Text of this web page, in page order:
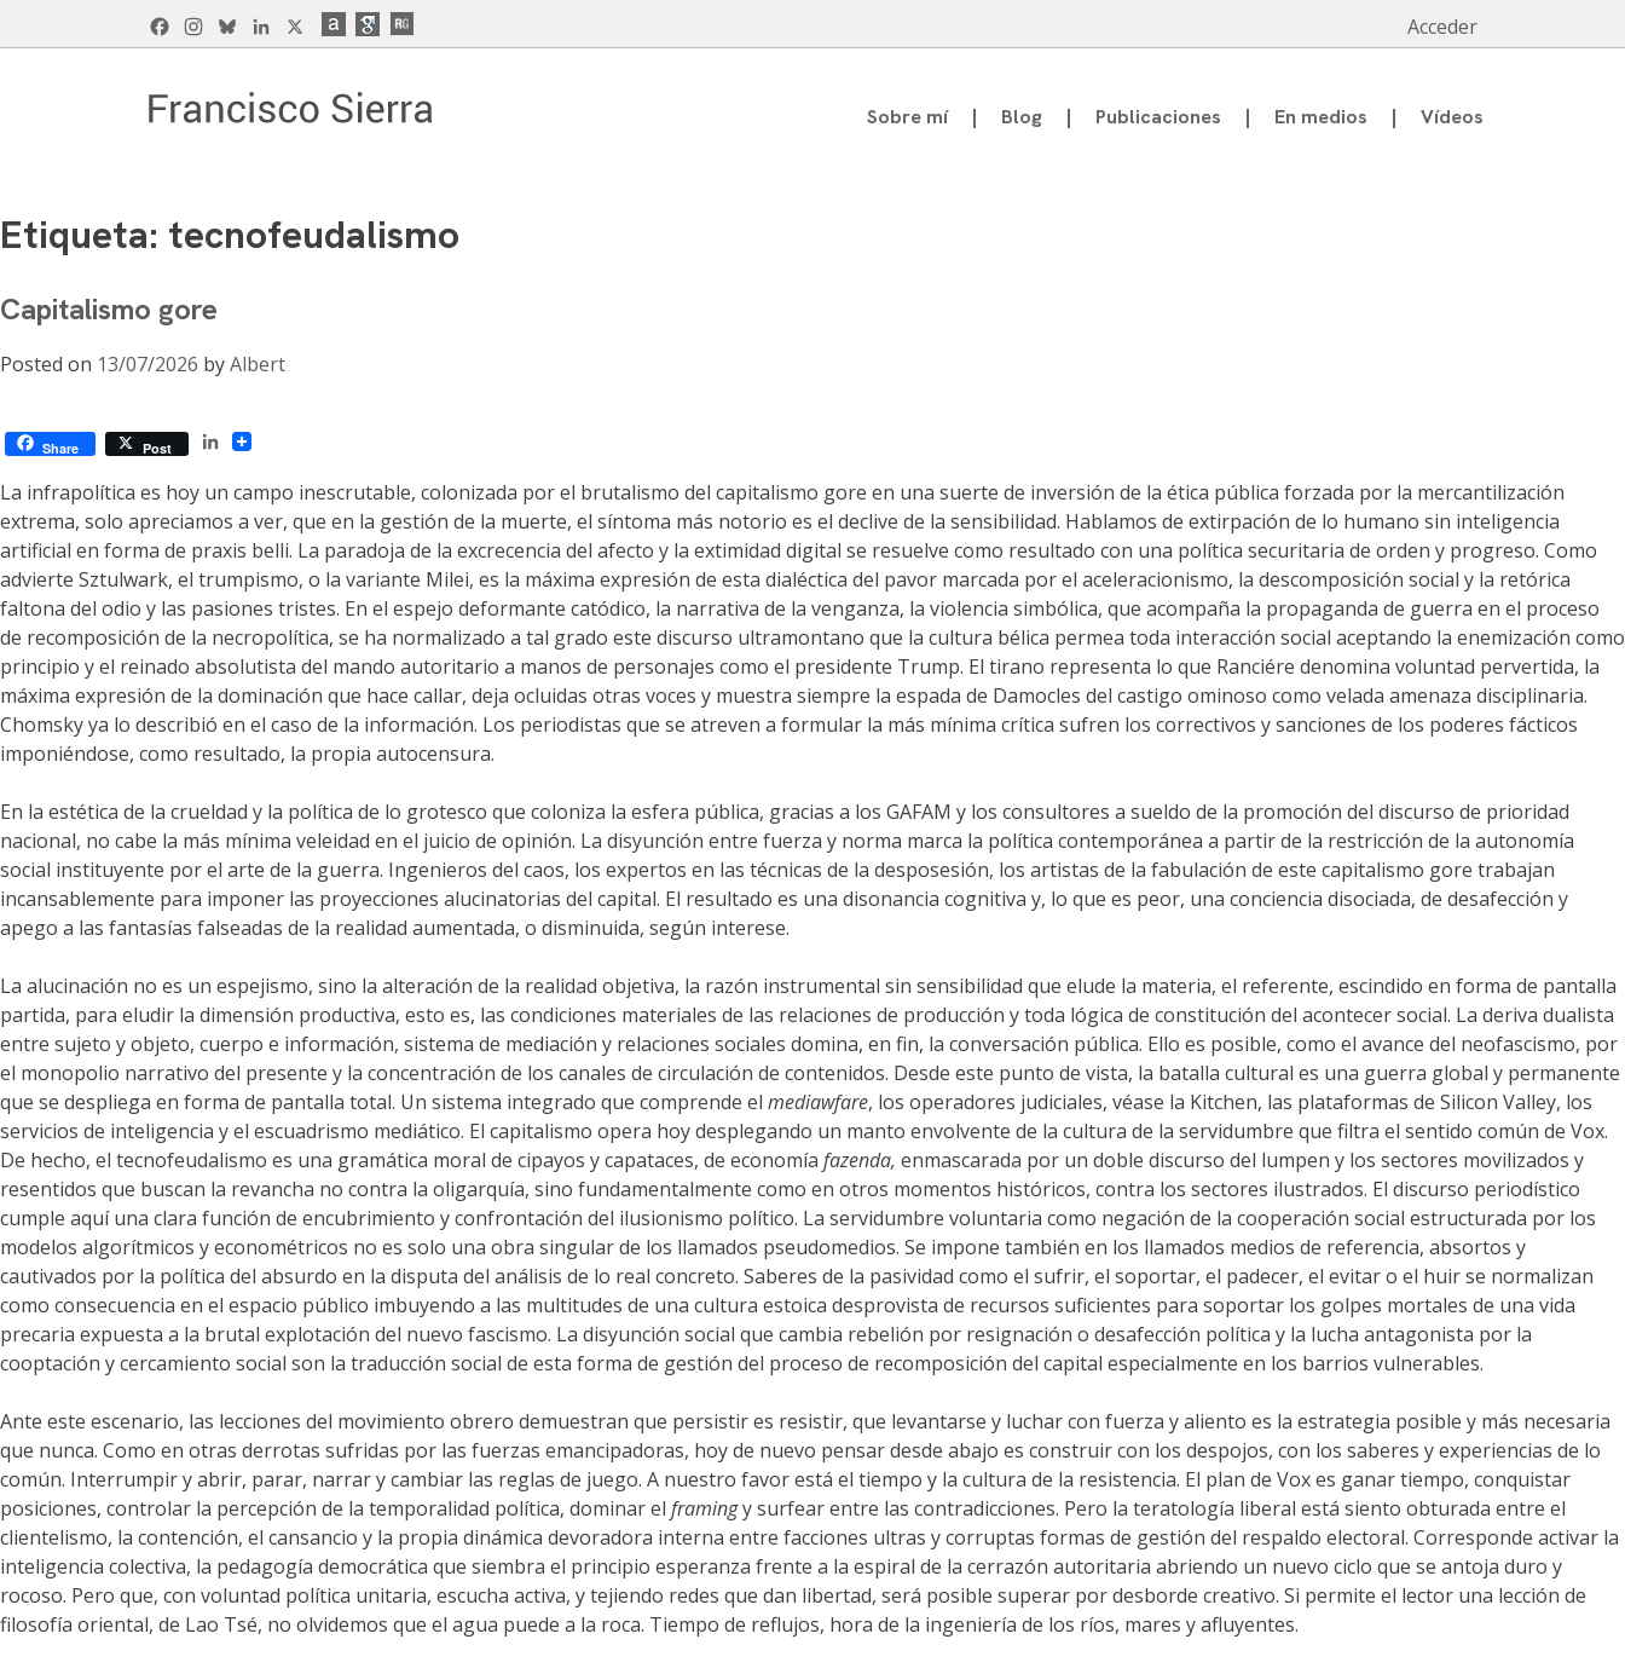
to
FacebookInstagram
BlueskyLinkedIn Acceder
Sobre mí Blog Publicaciones En medios Vídeos
Etiqueta: tecnofeudalismo
Capitalismo gore
Posted on 13/07/2026 byAlbert
Share Post
LinkedIn
La infrapolítica es hoy un campo inescrutable, colonizada por el brutalismo del capitalismo gore en una suerte de inversión de la ética pública forzada por la mercantilización
extrema, solo apreciamos a ver, que en la gestión de la muerte, el síntoma más notorio es el declive de la sensibilidad. Hablamos de extirpación de lo humano sin inteligencia
artificial en forma de praxis belli. La paradoja de la excrecencia del afecto y la extimidad digital se resuelve como resultado con una política securitaria de orden y progreso. Como
advierte Sztulwark, el trumpismo, o la variante Milei, es la máxima expresión de esta dialéctica del pavor marcada por el aceleracionismo, la descomposición social y la retórica
faltona del odio y las pasiones tristes. En el espejo deformante catódico, la narrativa de la venganza, la violencia simbólica, que acompaña la propaganda de guerra en el proceso
de recomposición de la necropolítica, se ha normalizado a tal grado este discurso ultramontano que la cultura bélica permea toda interacción social aceptando la enemización como
principio y el reinado absolutista del mando autoritario a manos de personajes como el presidente Trump. El tirano representa lo que Ranciére denomina voluntad pervertida, la
máxima expresión de la dominación que hace callar, deja ocluidas otras voces y muestra siempre la espada de Damocles del castigo ominoso como velada amenaza disciplinaria.
Chomsky ya lo describió en el caso de la información. Los periodistas que se atreven a formular la más mínima crítica sufren los correctivos y sanciones de los poderes fácticos
imponiéndose, como resultado, la propia autocensura.
En la estética de la crueldad y la política de lo grotesco que coloniza la esfera pública, gracias a los GAFAM y los consultores a sueldo de la promoción del discurso de prioridad
nacional, no cabe la más mínima veleidad en el juicio de opinión. La disyunción entre fuerza y norma marca la política contemporánea a partir de la restricción de la autonomía
social instituyente por el arte de la guerra. Ingenieros del caos, los expertos en las técnicas de la desposesión, los artistas de la fabulación de este capitalismo gore trabajan
incansablemente para imponer las proyecciones alucinatorias del capital. El resultado es una disonancia cognitiva y, lo que es peor, una conciencia disociada, de desafección y
apego a las fantasías falseadas de la realidad aumentada, o disminuida, según interese.
La alucinación no es un espejismo, sino la alteración de la realidad objetiva, la razón instrumental sin sensibilidad que elude la materia, el referente, escindido en forma de pantalla
partida, para eludir la dimensión productiva, esto es, las condiciones materiales de las relaciones de producción y toda lógica de constitución del acontecer social. La deriva dualista
entre sujeto y objeto, cuerpo e información, sistema de mediación y relaciones sociales domina, en fin, la conversación pública. Ello es posible, como el avance del neofascismo, por
el monopolio narrativo del presente y la concentración de los canales de circulación de contenidos. Desde este punto de vista, la batalla cultural es una guerra global y permanente
que se despliega en forma de pantalla total. Un sistema integrado que comprende el mediawfare, los operadores judiciales, véase la Kitchen, las plataformas de Silicon Valley, los
servicios de inteligencia y el escuadrismo mediático. El capitalismo opera hoy desplegando un manto envolvente de la cultura de la servidumbre que filtra el sentido común de Vox.
De hecho, el tecnofeudalismo es una gramática moral de cipayos y capataces, de economía fazenda, enmascarada por un doble discurso del lumpen y los sectores movilizados y
resentidos que buscan la revancha no contra la oligarquía, sino fundamentalmente como en otros momentos históricos, contra los sectores ilustrados. El discurso periodístico
cumple aquí una clara función de encubrimiento y confrontación del ilusionismo político. La servidumbre voluntaria como negación de la cooperación social estructurada por los
modelos algorítmicos y econométricos no es solo una obra singular de los llamados pseudomedios. Se impone también en los llamados medios de referencia, absortos y
cautivados por la política del absurdo en la disputa del análisis de lo real concreto. Saberes de la pasividad como el sufrir, el soportar, el padecer, el evitar o el huir se normalizan
como consecuencia en el espacio público imbuyendo a las multitudes de una cultura estoica desprovista de recursos suficientes para soportar los golpes mortales de una vida
precaria expuesta a la brutal explotación del nuevo fascismo. La disyunción social que cambia rebelión por resignación o desafección política y la lucha antagonista por la
cooptación y cercamiento social son la traducción social de esta forma de gestión del proceso de recomposición del capital especialmente en los barrios vulnerables.
Ante este escenario, las lecciones del movimiento obrero demuestran que persistir es resistir, que levantarse y luchar con fuerza y aliento es la estrategia posible y más necesaria
que nunca. Como en otras derrotas sufridas por las fuerzas emancipadoras, hoy de nuevo pensar desde abajo es construir con los despojos, con los saberes y experiencias de lo
común. Interrumpir y abrir, parar, narrar y cambiar las reglas de juego. A nuestro favor está el tiempo y la cultura de la resistencia. El plan de Vox es ganar tiempo, conquistar
posiciones, controlar la percepción de la temporalidad política, dominar el framingy surfear entre las contradicciones. Pero la teratología liberal está siento obturada entre el
clientelismo, la contención, el cansancio y la propia dinámica devoradora interna entre facciones ultras y corruptas formas de gestión del respaldo electoral. Corresponde activar la
inteligencia colectiva, la pedagogía democrática que siembra el principio esperanza frente a la espiral de la cerrazón autoritaria abriendo un nuevo ciclo que se antoja duro y
rocoso. Pero que, con voluntad política unitaria, escucha activa, y tejiendo redes que dan libertad, será posible superar por desborde creativo. Si permite el lector una lección de
filosofía oriental, de Lao Tsé, no olvidemos que el agua puede a la roca. Tiempo de reflujos, hora de la ingeniería de los ríos, mares y afluyentes.